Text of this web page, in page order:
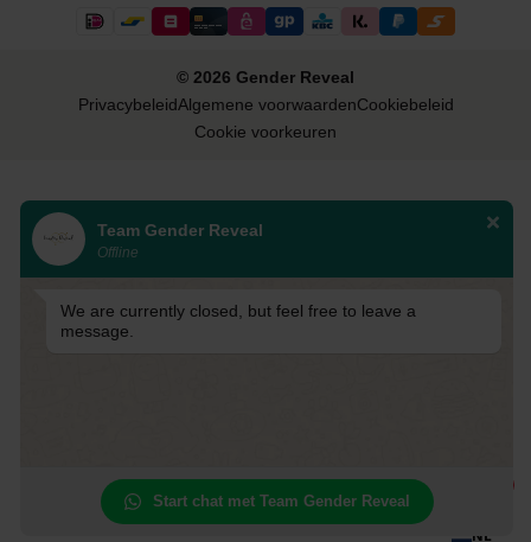
© 2026 Gender Reveal
PrivacybeleidAlgemene voorwaardenCookiebeleid
Cookie voorkeuren
Team Gender Reveal
Offline
We are currently closed, but feel free to leave a
message.
Start chat met Team Gender Reveal
NL